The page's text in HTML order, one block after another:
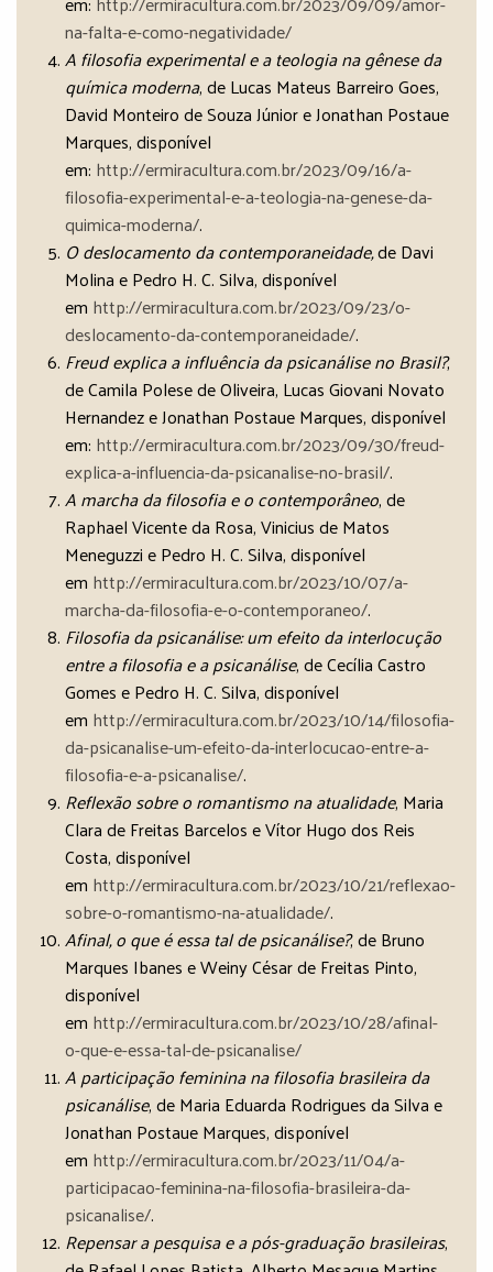
na-falta-e-como-negatividade/
A filosofia experimental e a teologia na gênese da
química moderna, de Lucas Mateus Barreiro Goes,
David Monteiro de Souza Júnior e Jonathan Postaue
Marques, disponível
em: http://ermiracultura.com.br/2023/09/16/a-
filosofia-experimental-e-a-teologia-na-genese-da-
quimica-moderna/.
O deslocamento da contemporaneidade,de Davi
Molina e Pedro H. C. Silva, disponível
em http://ermiracultura.com.br/2023/09/23/o-
deslocamento-da-contemporaneidade/.
Freud explica a influência da psicanálise no Brasil?,
de Camila Polese de Oliveira, Lucas Giovani Novato
Hernandez e Jonathan Postaue Marques, disponível
em: http://ermiracultura.com.br/2023/09/30/freud-
explica-a-influencia-da-psicanalise-no-brasil/.
A marcha da filosofia e o contemporâneo, de
Raphael Vicente da Rosa, Vinicius de Matos
Meneguzzi e Pedro H. C. Silva, disponível
em http://ermiracultura.com.br/2023/10/07/a-
marcha-da-filosofia-e-o-contemporaneo/.
Filosofia da psicanálise: um efeito da interlocução
entre a filosofia e a psicanálise, de Cecília Castro
Gomes e Pedro H. C. Silva, disponível
em http://ermiracultura.com.br/2023/10/14/filosofia-
da-psicanalise-um-efeito-da-interlocucao-entre-a-
filosofia-e-a-psicanalise/.
Reflexão sobre o romantismo na atualidade, Maria
Clara de Freitas Barcelos e Vítor Hugo dos Reis
Costa, disponível
em http://ermiracultura.com.br/2023/10/21/reflexao-
sobre-o-romantismo-na-atualidade/.
Afinal, o que é essa tal de psicanálise?, de Bruno
Marques Ibanes e Weiny César de Freitas Pinto,
disponível
em http://ermiracultura.com.br/2023/10/28/afinal-
o-que-e-essa-tal-de-psicanalise/
A participação feminina na filosofia brasileira da
psicanálise, de Maria Eduarda Rodrigues da Silva e
Jonathan Postaue Marques, disponível
em http://ermiracultura.com.br/2023/11/04/a-
participacao-feminina-na-filosofia-brasileira-da-
psicanalise/.
Repensar a pesquisa e a pós-graduação brasileiras,